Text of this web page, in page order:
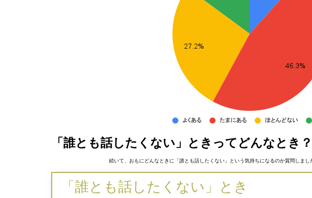
「誰とも話したくない」ときってどんなとき？
続いて、おもにどんなときに「誰とも話したくない」という気持ちになるのか質問しまし
「誰とも話したくない」とき